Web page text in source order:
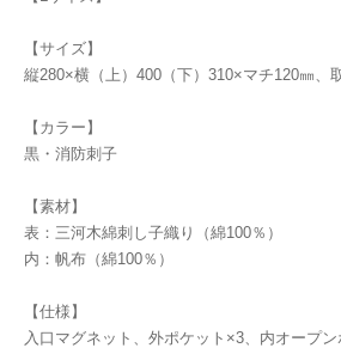
【サイズ】
縦280×横（上）400（下）310×マチ120㎜、
【カラー】
黒・消防刺子
【素材】
表：三河木綿刺し子織り（綿100％）
内：帆布（綿100％）
【仕様】
入口マグネット、外ポケット×3、内オープ